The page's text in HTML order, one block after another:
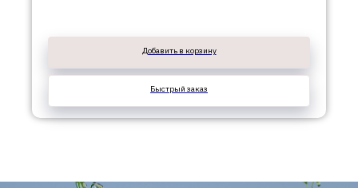
Добавить в корзину
Быстрый заказ